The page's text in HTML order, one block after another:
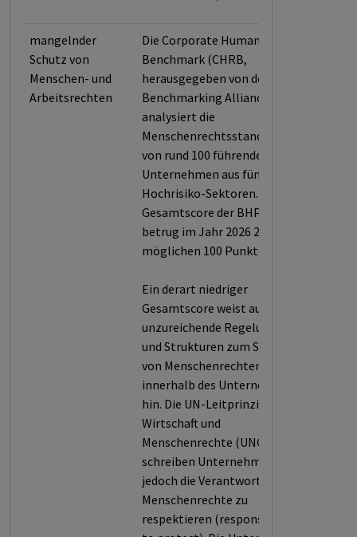
mangelnder
Schutz von
Menschen- und
Arbeitsrechten
Die Corporate Human Rights
Benchmark (CHRB,
herausgegeben von der World
Benchmarking Alliance)
analysiert die
Menschenrechtsstandards
von rund 100 führenden
Unternehmen aus fünf
Hochrisiko-Sektoren. Der
Gesamtscore der BHP Group
betrug im Jahr 2026 29,2 von
möglichen 100 Punkten.
Ein derart niedriger
Gesamtscore weist auf
unzureichende Regelungen
und Strukturen zum Schutz
von Menschenrechten
innerhalb des Unternehmens
hin. Die UN-Leitprinzipien für
Wirtschaft und
Menschenrechte (UNGPs)
schreiben Unternehmen
jedoch die Verantwortung zu,
Menschenrechte zu
respektieren (responsibility